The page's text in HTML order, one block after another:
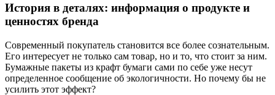
История в деталях: информация о продукте и
ценностях бренда
Современный покупатель становится все более сознательным.
Его интересует не только сам товар, но и то, что стоит за ним.
Бумажные пакеты из крафт бумаги сами по себе уже несут
определенное сообщение об экологичности. Но почему бы не
усилить этот эффект?